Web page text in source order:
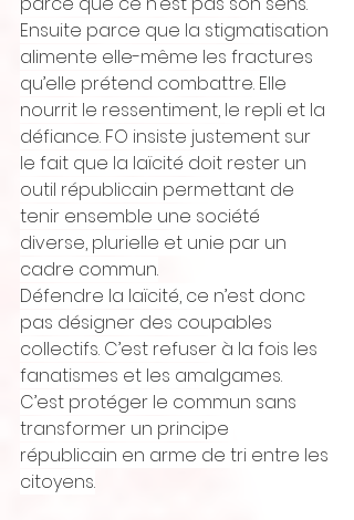
Ensuite parce que la stigmatisation
alimente elle-même les fractures
qu’elle prétend combattre. Elle
nourrit le ressentiment, le repli et la
défiance. FO insiste justement sur
le fait que la laïcité doit rester un
outil républicain permettant de
tenir ensemble une société
diverse, plurielle et unie par un
cadre commun.
Défendre la laïcité, ce n’est donc
pas désigner des coupables
collectifs. C’est refuser à la fois les
fanatismes et les amalgames.
C’est protéger le commun sans
transformer un principe
républicain en arme de tri entre les
citoyens.